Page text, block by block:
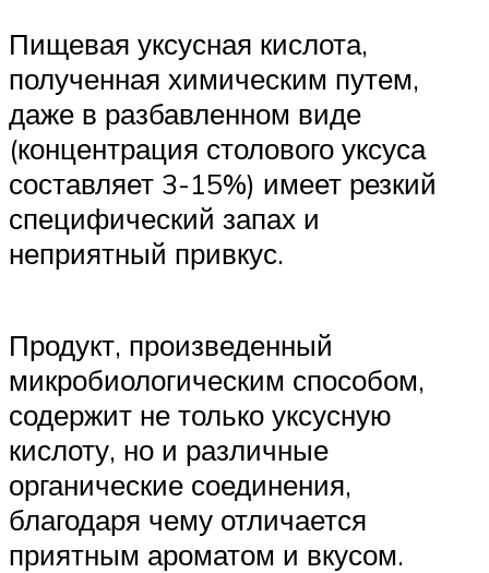
Пищевая уксусная кислота,
полученная химическим путем,
даже в разбавленном виде
(концентрация столового уксуса
составляет 3-15%) имеет резкий
специфический запах и
неприятный привкус.
Продукт, произведенный
микробиологическим способом,
содержит не только уксусную
кислоту, но и различные
органические соединения,
благодаря чему отличается
приятным ароматом и вкусом.